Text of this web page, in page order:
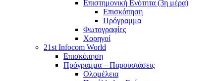
Επιστημονική Ενότητα (3η μέρα)
Επισκόπηση
Πρόγραμμα
Φωτογραφίες
Χορηγοί
21st Infocom World
Επισκόπηση
Πρόγραμμα – Παρουσιάσεις
Ολομέλεια